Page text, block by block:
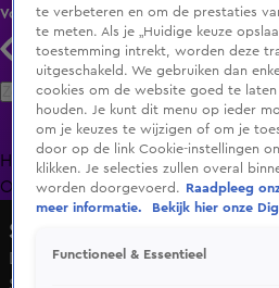
Volg KIJK
Zoeken
HomeUitzending Gemist
OranjezomerLivestreamsShop
So You Think You Can
Daniel & Noortje brengen vuur
te verbeteren en om de prestaties
te meten. Als je „Huidige keuze
toestemming intrekt, worden deze
uitgeschakeld. We gebruiken dan
cookies om de website goed te
houden. Je kunt dit menu op ieder
om je keuzes te wijzigen of om je
door op de link Cookie-instellingen
klikken. Je selecties zullen overal
worden doorgevoerd.
Raadpleeg
meer informatie.
Bekijk hier onze
Functioneel & Essentieel